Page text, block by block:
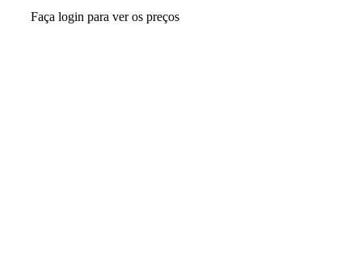
Faça login para ver os preços